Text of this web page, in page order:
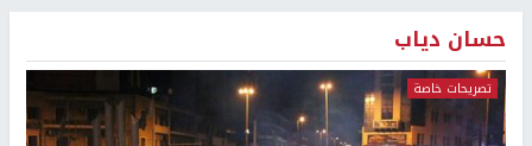
حسان دياب
تصريحات خاصة